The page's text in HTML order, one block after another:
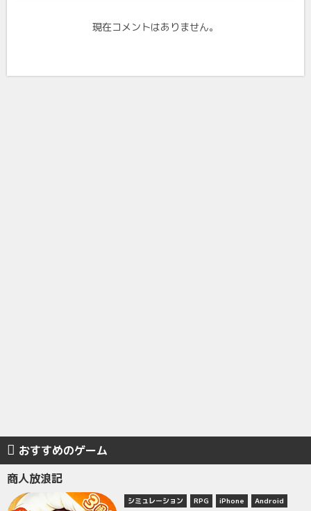
現在コメントはありません。
おすすめのゲーム
商人放浪記
シミュレーション RPG iPhone Android